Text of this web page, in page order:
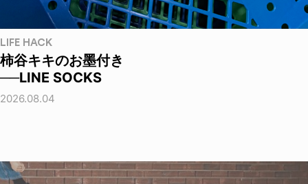
LIFE HACK
柿谷キキのお墨付き
──LINE SOCKS
2026.08.04